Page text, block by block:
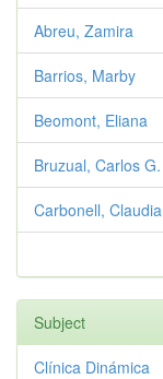
Abreu, Zamira
Barrios, Marby
Beomont, Eliana
Bruzual, Carlos G.
Carbonell, Claudia
Subject
Clínica Dinámica